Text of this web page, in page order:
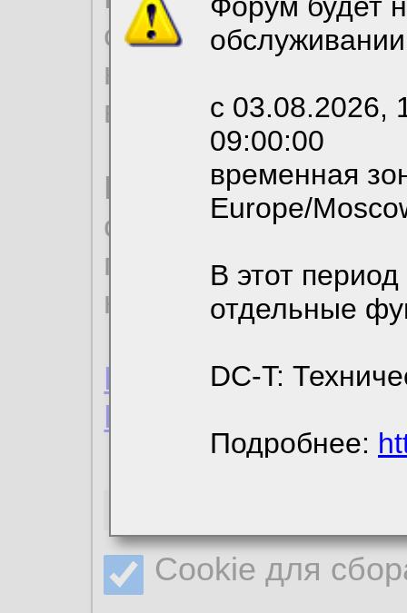
с 03.08.2026,
09:00:00
временная
Europe/
В этот
отдельные
DC-T:
Подробнее:
согласие на
необходимых для
вы можете
По
ознакомиться с
пользовательским
Пользовательское
Политика
Cookie для